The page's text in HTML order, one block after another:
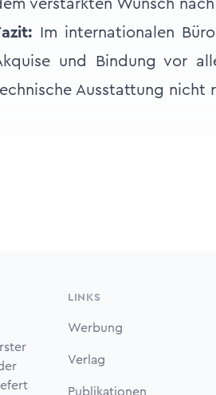
verstärkten Wunsch
Im internationalen
und Bindung vor
Ausstattung nicht
LINKS
Werbung
Verlag
Publikationen